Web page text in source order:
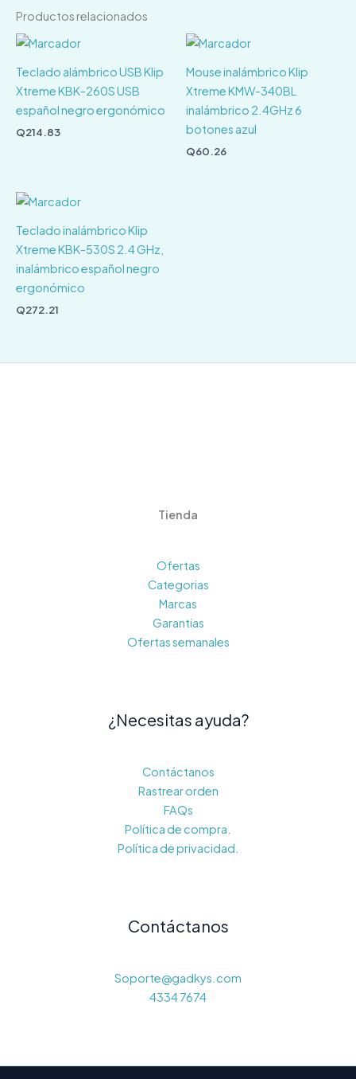
Productos relacionados
Teclado alámbrico USB Klip
Xtreme KBK-260S USB
español negro ergonómico
Q214.83
Mouse inalámbrico Klip
Xtreme KMW-340BL
inalámbrico 2.4GHz 6
botones azul
Q60.26
Teclado inalámbrico Klip
Xtreme KBK-530S 2.4 GHz,
inalámbrico español negro
ergonómico
Q272.21
Tienda
Ofertas
Categorias
Marcas
Garantias
Ofertas semanales
¿Necesitas ayuda?
Contáctanos
Rastrear orden
FAQs
Política de compra.
Política de privacidad.
Contáctanos
Soporte@gadkys.com
4334 7674